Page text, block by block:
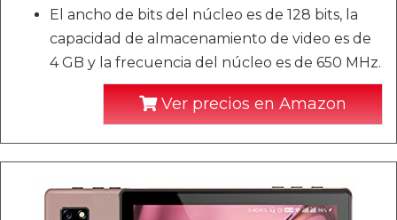
El ancho de bits del núcleo es de 128 bits, la
capacidad de almacenamiento de video es de
4 GB y la frecuencia del núcleo es de 650 MHz.
Ver precios en Amazon